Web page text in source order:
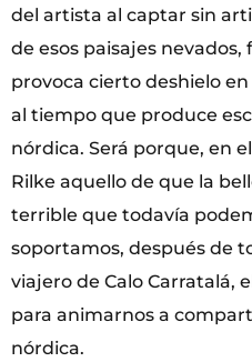
del artista al captar sin
de esos paisajes nevados,
provoca cierto deshielo
al tiempo que produce
nórdica. Será porque, en
Rilke aquello de que la
terrible que todavía
soportamos, después de
viajero de Calo Carratalá,
para animarnos a
nórdica.